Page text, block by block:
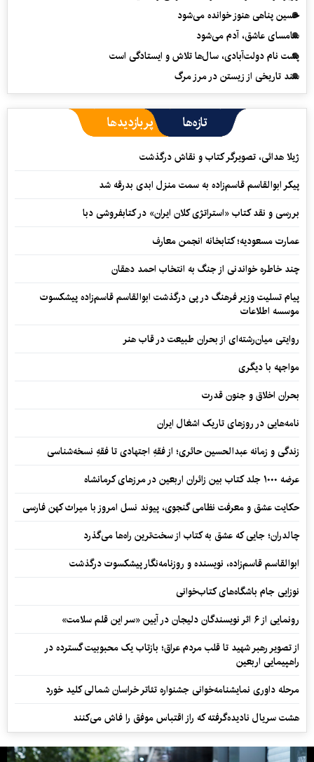
حسین پناهی هنوز خوانده می‌شود
سامسای عاشق، آدم می‌شود
پشت نام دولت‌آبادی، سال‌ها تلاش و ایستادگی است
سند تاریخی از زیستن در مرز مرگ
تازه‌ها پربازدیدها
ژیلا هدائی، تصویرگر کتاب و نقاش درگذشت
پیکر ابوالقاسم قاسم‌زاده به سمت منزل ابدی بدرقه شد
بررسی و نقد کتاب «استراتژی کلان ایران» در کتابفروشی دبا
عمارت مسعودیه؛ کتابخانه انجمن معارف
چند خاطره خواندنی از جنگ به انتخاب احمد دهقان
پیام تسلیت وزیر فرهنگ در پی درگذشت ابوالقاسم قاسم‌زاده پیشکسوت
موسسه اطلاعات
روایتی میان‌رشته‌ای از بحران طبیعت در قاب هنر
مواجهه با دیگری
بحران اخلاق و جنون قدرت
نامه‌هایی در روزهای تاریک اشغال ایران
زندگی و زمانه عبدالحسین حائری؛ از فقهِ اجتهادی تا فقهِ نسخه‌شناسی
عرضه ۱۰۰۰ جلد کتاب بین زائران اربعین در مرزهای کرمانشاه
حکایت عشق و معرفت نظامی گنجوی، پیوند نسل امروز با میراث کهن فارسی
چالدران؛ جایی که عشق به کتاب از سخت‌ترین راه‌ها می‌گذرد
ابوالقاسم قاسم‌زاده، نویسنده و روزنامه‌نگار پیشکسوت درگذشت
نوزایی جام باشگاه‌های کتاب‌خوانی
رونمایی از ۶ اثر نویسندگان دلیجان در آیین «سر این قلم سلامت»
از تصویر رهبر شهید تا قلب مردم عراق؛ بازتاب یک محبوبیت گسترده در
راهپیمایی اربعین
مرحله داوری نمایشنامه‌خوانی جشنواره تئاتر خراسان شمالی کلید خورد
هشت سریال نادیده‌گرفته که راز اقتباس موفق را فاش می‌کنند